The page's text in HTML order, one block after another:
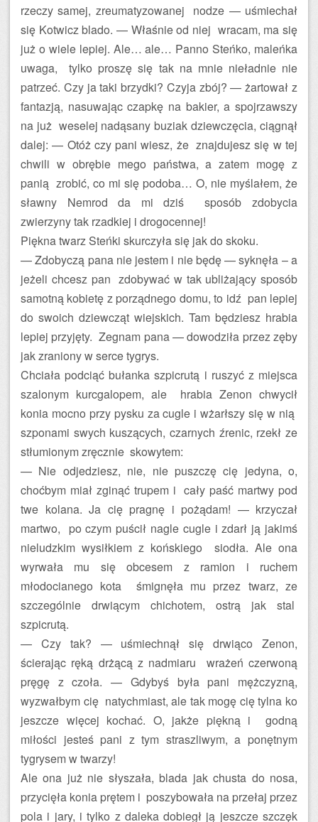
rzeczy samej, zreumatyzowanej nodze — uśmiechał
się Kotwicz blado. — Właśnie od niej wracam, ma się
już o wiele lepiej. Ale… ale… Panno Steńko, maleńka
uwaga, tylko proszę się tak na mnie nieładnie nie
patrzeć. Czy ja taki brzydki? Czyja zbój? — żartował z
fantazją, nasuwając czapkę na bakier, a spojrzawszy
na już weselej nadąsany buziak dziewczęcia, ciągnął
dalej: — Otóż czy pani wiesz, że znajdujesz się w tej
chwili w obrębie mego państwa, a zatem mogę z
panią zrobić, co mi się podoba… O, nie myślałem, że
sławny Nemrod da mi dziś sposób zdobycia
zwierzyny tak rzadkiej i drogocennej!
Piękna twarz Steńki skurczyła się jak do skoku.
— Zdobyczą pana nie jestem i nie będę — syknęła – a
jeżeli chcesz pan zdobywać w tak ubliżający sposób
samotną kobietę z porządnego domu, to idź pan lepiej
do swoich dziewcząt wiejskich. Tam będziesz hrabia
lepiej przyjęty. Zegnam pana — dowodziła przez zęby
jak zraniony w serce tygrys.
Chciała podciąć bułanka szpicrutą i ruszyć z miejsca
szalonym kurcgalopem, ale hrabia Zenon chwycił
konia mocno przy pysku za cugle i wżarłszy się w nią
szponami swych kuszących, czarnych źrenic, rzekł ze
stłumionym zręcznie skowytem:
— Nie odjedziesz, nie, nie puszczę cię jedyna, o,
choćbym miał zginąć trupem i cały paść martwy pod
twe kolana. Ja cię pragnę i pożądam! — krzyczał
martwo, po czym puścił nagle cugle i zdarł ją jakimś
nieludzkim wysiłkiem z końskiego siodła. Ale ona
wyrwała mu się obcesem z ramion i ruchem
młodocianego kota śmignęła mu przez twarz, ze
szczególnie drwiącym chichotem, ostrą jak stal
szpicrutą.
— Czy tak? — uśmiechnął się drwiąco Zenon,
ścierając ręką drżącą z nadmiaru wrażeń czerwoną
pręgę z czoła. — Gdybyś była pani mężczyzną,
wyzwałbym cię natychmiast, ale tak mogę cię tylna ko
jeszcze więcej kochać. O, jakże piękną i godną
miłości jesteś pani z tym straszliwym, a ponętnym
tygrysem w twarzy!
Ale ona już nie słyszała, blada jak chusta do nosa,
przycięła konia prętem i poszybowała na przełaj przez
pola i jary, i tylko z daleka dobiegł ją jeszcze szczęk